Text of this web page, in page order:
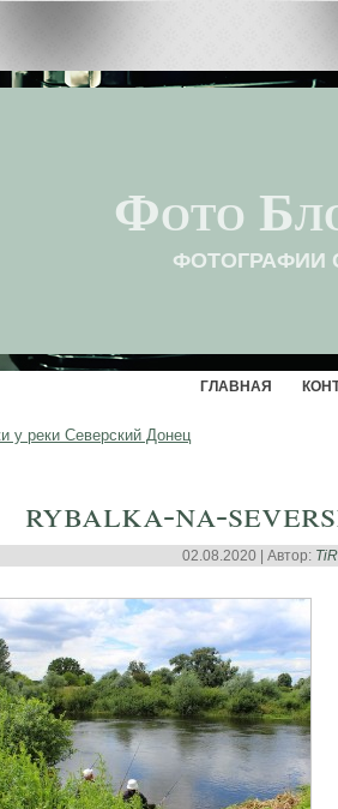
Фото
ФОТОГРАФИИ
ГЛАВНАЯ
у реки Северский Донец
rybalka-na-
02.08.2020 | Автор: